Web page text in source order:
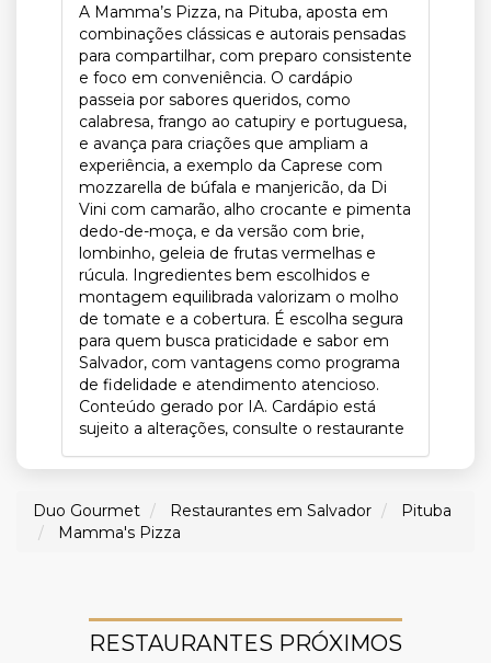
A Mamma’s Pizza, na Pituba, aposta em
combinações clássicas e autorais pensadas
para compartilhar, com preparo consistente
e foco em conveniência. O cardápio
passeia por sabores queridos, como
calabresa, frango ao catupiry e portuguesa,
e avança para criações que ampliam a
experiência, a exemplo da Caprese com
mozzarella de búfala e manjericão, da Di
Vini com camarão, alho crocante e pimenta
dedo-de-moça, e da versão com brie,
lombinho, geleia de frutas vermelhas e
rúcula. Ingredientes bem escolhidos e
montagem equilibrada valorizam o molho
de tomate e a cobertura. É escolha segura
para quem busca praticidade e sabor em
Salvador, com vantagens como programa
de fidelidade e atendimento atencioso.
Conteúdo gerado por IA. Cardápio está
sujeito a alterações, consulte o restaurante
Duo Gourmet Restaurantes em Salvador
Pituba
Mamma's Pizza
RESTAURANTES PRÓXIMOS